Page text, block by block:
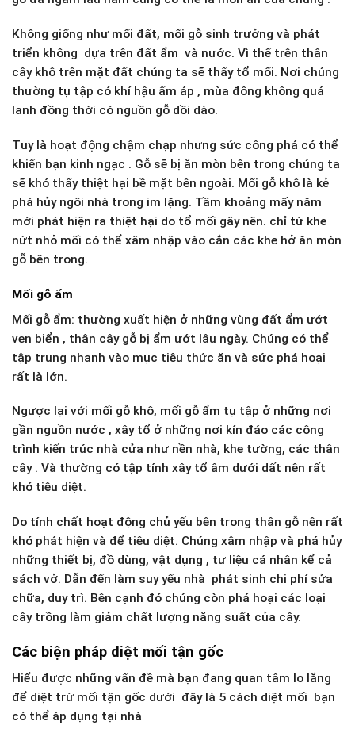
Không giống như mối đất, mối gỗ sinh trưởng và phát
triển không dựa trên đất ẩm và nước. Vì thế trên thân
cây khô trên mặt đất chúng ta sẽ thấy tổ mối. Nơi chúng
thường tụ tập có khí hậu ấm áp , mùa đông không quá
lanh đồng thời có nguồn gỗ dồi dào.
Tuy là hoạt động chậm chạp nhưng sức công phá có thể
khiến bạn kinh ngạc . Gỗ sẽ bị ăn mòn bên trong chúng ta
sẽ khó thấy thiệt hại bề mặt bên ngoài. Mối gỗ khô là kẻ
phá hủy ngôi nhà trong im lặng. Tầm khoảng mấy năm
mới phát hiện ra thiệt hại do tổ mối gây nên. chỉ từ khe
nứt nhỏ mối có thể xâm nhập vào cắn các khe hở ăn mòn
gỗ bên trong.
Mối gỗ ẩm
Mối gỗ ẩm: thường xuất hiện ở những vùng đất ẩm ướt
ven biển , thân cây gỗ bị ẩm ướt lâu ngày. Chúng có thể
tập trung nhanh vào mục tiêu thức ăn và sức phá hoại
rất là lớn.
Ngược lại với mối gỗ khô, mối gỗ ẩm tụ tập ở những nơi
gần nguồn nước , xây tổ ở những nơi kín đáo các công
trình kiến trúc nhà cửa như nền nhà, khe tường, các thân
cây . Và thường có tập tính xây tổ âm dưới dất nên rất
khó tiêu diệt.
Do tính chất hoạt động chủ yếu bên trong thân gỗ nên rất
khó phát hiện và để tiêu diệt. Chúng xâm nhập và phá hủy
những thiết bị, đồ dùng, vật dụng , tư liệu cá nhân kể cả
sách vở. Dẫn đến làm suy yếu nhà phát sinh chi phí sửa
chữa, duy trì. Bên cạnh đó chúng còn phá hoại các loại
cây trồng làm giảm chất lượng năng suất của cây.
Các biện pháp diệt mối tận gốc
Hiểu được những vấn đề mà bạn đang quan tâm lo lắng
để diệt trừ mối tận gốc dưới đây là 5 cách diệt mối bạn
có thể áp dụng tại nhà